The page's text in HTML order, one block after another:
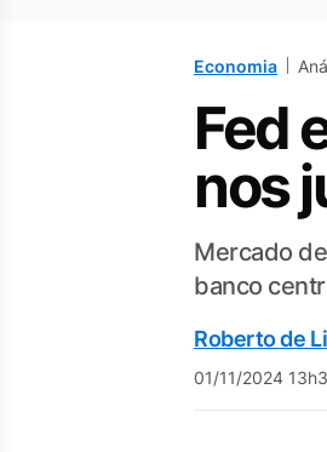
Economia
Fed
nos
Mercado
banco
Roberto de
01/11/2024